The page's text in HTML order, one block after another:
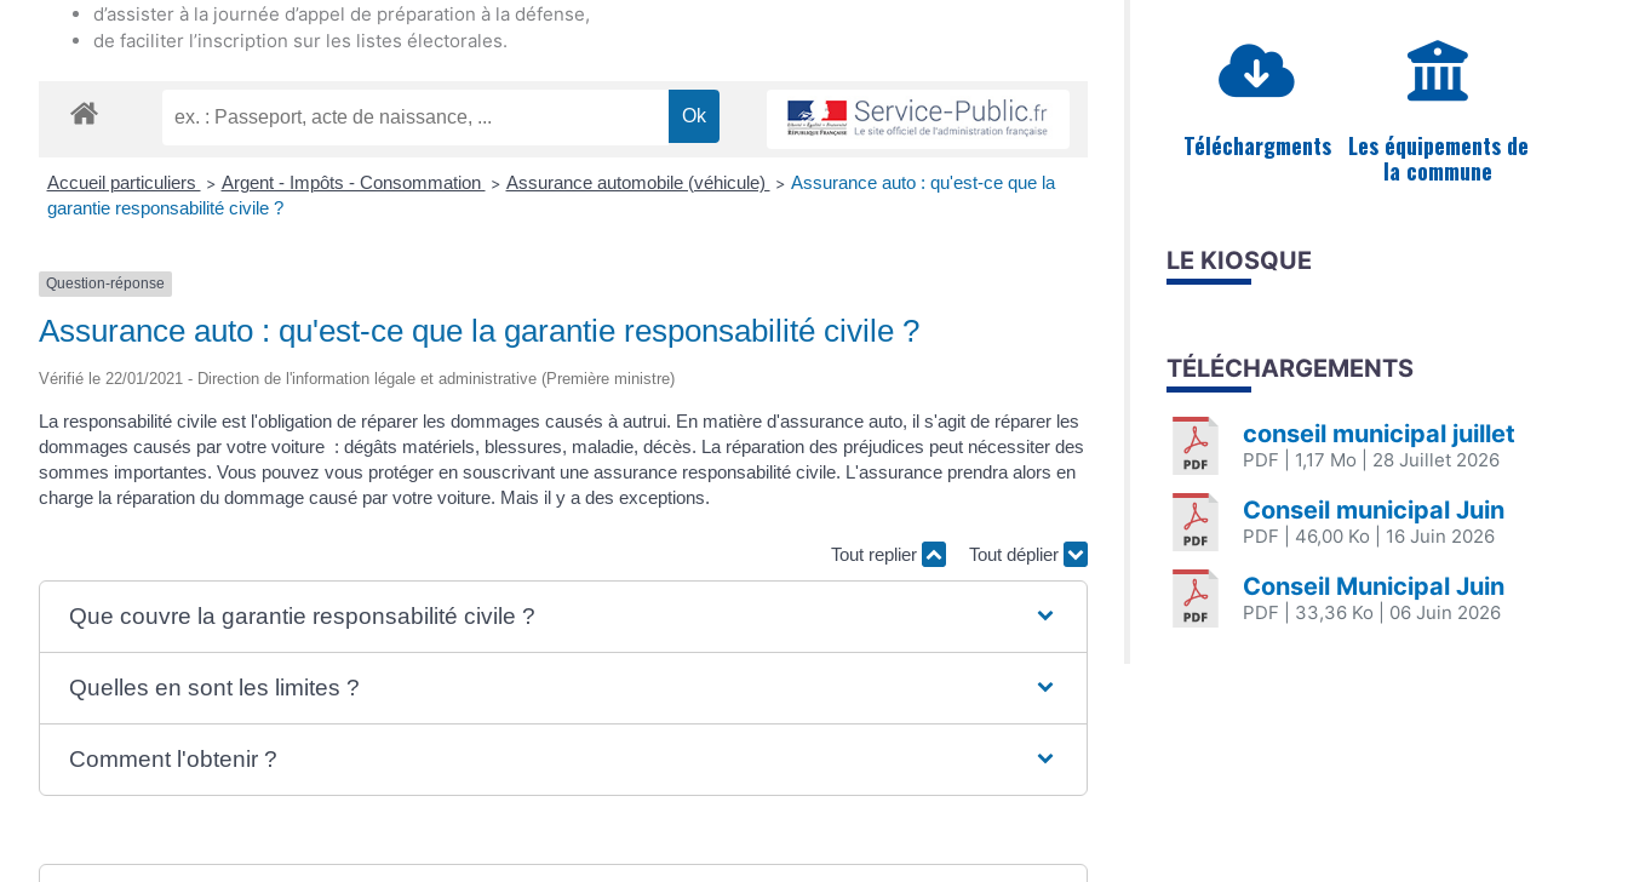
d’assister à la journée d’appel de préparation à la défense,
de faciliter l’inscription sur les listes électorales.
Accueil particuliers > Argent - Impôts - Consommation > Assurance automobile (véhicule) > Assurance auto : qu'est-ce que la
garantie responsabilité civile ?
Question-réponse
Assurance auto : qu'est-ce que la garantie responsabilité civile ?
Vérifié le 22/01/2021 - Direction de l'information légale et administrative (Première ministre)
La responsabilité civile est l'obligation de réparer les dommages causés à autrui. En matière d'assurance auto, il s'agit de réparer les
dommages causés par votre voiture : dégâts matériels, blessures, maladie, décès. La réparation des préjudices peut nécessiter des
sommes importantes. Vous pouvez vous protéger en souscrivant une assurance responsabilité civile. L'assurance prendra alors en
charge la réparation du dommage causé par votre voiture. Mais il y a des exceptions.
Tout replier Tout déplier
Que couvre la garantie responsabilité civile ?
Quelles en sont les limites ?
Comment l'obtenir ?
Téléchargments Les équipements de
la commune
LE KIOSQUE
TÉLÉCHARGEMENTS
conseil municipal juillet
PDF | 1,17 Mo | 28 Juillet 2026
Conseil municipal Juin
PDF | 46,00 Ko | 16 Juin 2026
Conseil Municipal Juin
PDF | 33,36 Ko | 06 Juin 2026